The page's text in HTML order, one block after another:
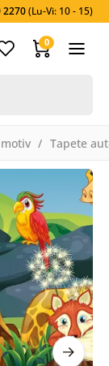
2270(Lu-Vi: 10 - 15)
0
Tapete